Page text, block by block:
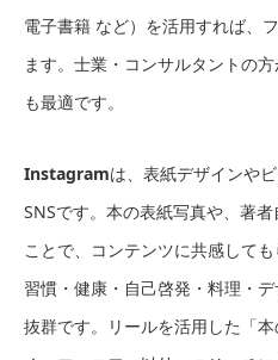
電子書籍 など）を活用すれば、
ます。士業・コンサルタントの
も最適です。
Instagramは、表紙デザインや
SNSです。本の表紙写真や、著
ことで、コンテンツに共感して
習慣・健康・自己啓発・料理・
抜群です。リールを活用した「